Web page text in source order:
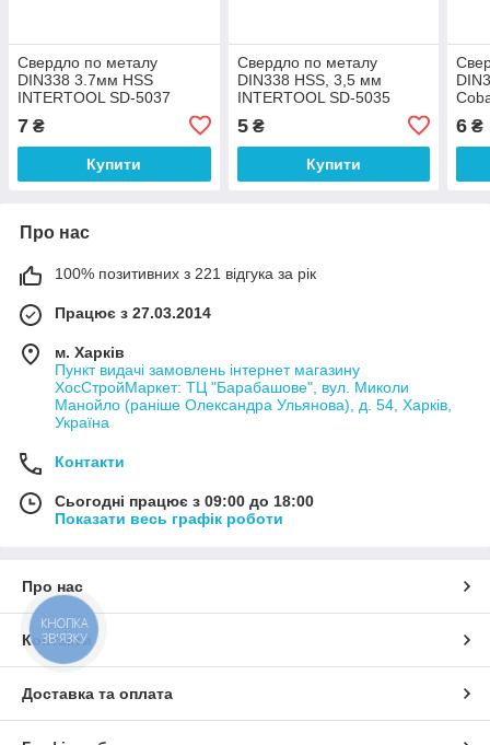
Свердло по металу
DIN338 3.7мм HSS
INTERTOOL SD-5037
7 ₴
Купити
Свердло по металу
DIN338 HSS, 3,5 мм
INTERTOOL SD-5035
5₴
Купити
6 ₴
Про нас
100% позитивних з 221 відгука за рік
Працює з 27.03.2014
м. Харків
Пункт видачі замовлень інтернет магазину
ХосСтройМаркет: ТЦ "Барабашове", вул. Миколи
Манойло (раніше Олександра Ульянова), д. 54, Харків,
Україна
Контакти
Сьогодні працює з 09:00 до 18:00
Показати весь графік роботи
Про нас
Контакти
Доставка та оплата
КНОПКА
ЗВ'ЯЗКУ